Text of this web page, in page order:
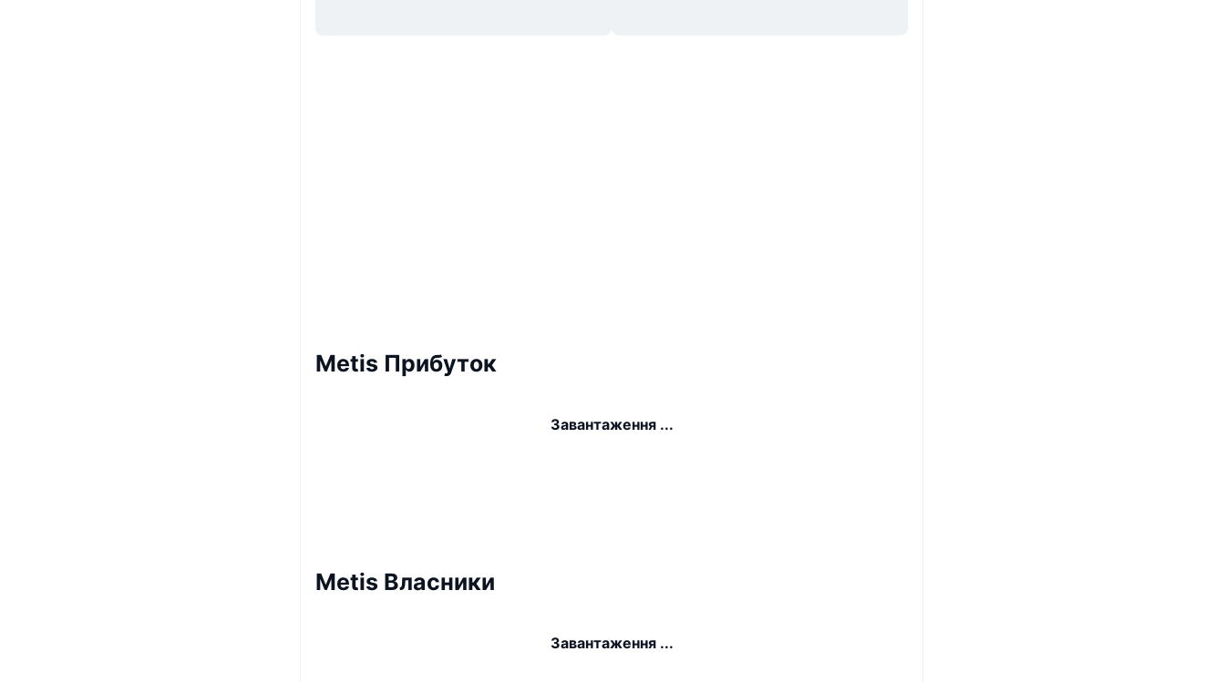
Metis Прибуток
Завантаження ...
Metis Власники
Завантаження ...